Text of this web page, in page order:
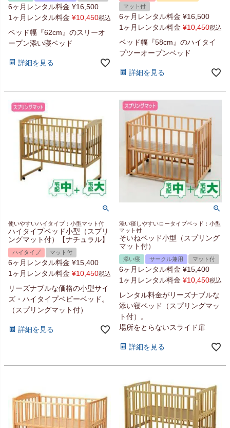
6ヶ月レンタル料金 ¥16,500
1ヶ月レンタル料金 ¥10,450税込
ベッド幅『62cm』のスリーオ
ープン添い寝ベッド
詳細を見る
マット付
6ヶ月レンタル料金 ¥16,500
1ヶ月レンタル料金 ¥10,450税込
ベッド幅『58cm』のハイタイ
プツーオープンベッド
詳細を見る
使いやすいハイタイプ：小型マット付
ハイタイプベッド小型（スプリ
ングマット付）【ナチュラル】
ハイタイプ マット付
6ヶ月レンタル料金 ¥15,400
1ヶ月レンタル料金 ¥10,450税込
リーズナブルな価格の小型サイ
ズ・ハイタイプベビーベッド。
（スプリングマット付）
詳細を見る
添い寝しやすいロータイプベッド：小型
マット付
そいねベッド小型（スプリング
マット付）
添い寝 サークル兼用 マット付
6ヶ月レンタル料金 ¥15,400
1ヶ月レンタル料金 ¥10,450税込
レンタル料金がリーズナブルな
添い寝ベッド（スプリングマッ
ト付）。
場所をとらないスライド扉
詳細を見る